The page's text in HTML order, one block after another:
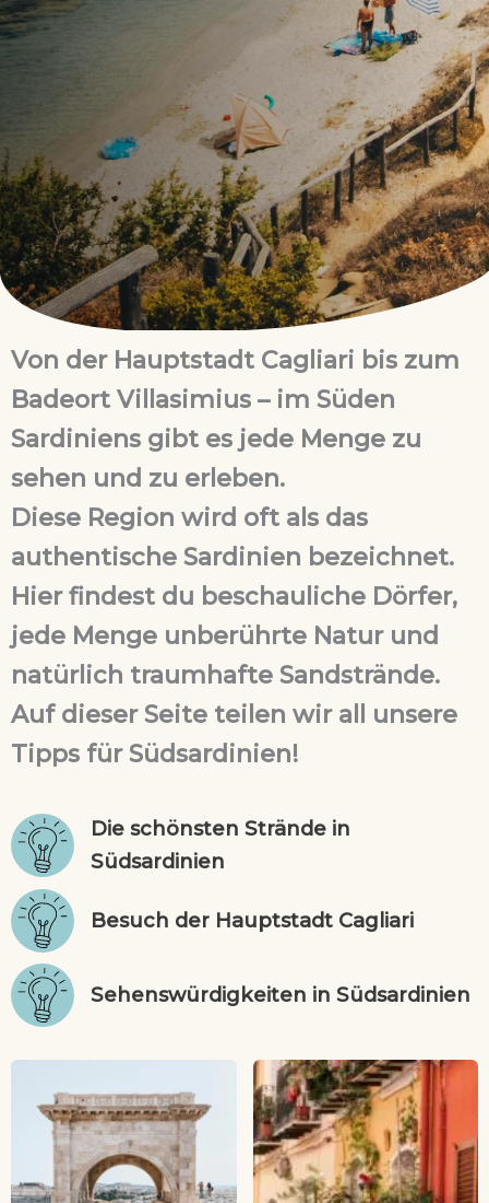
Von der Hauptstadt Cagliari bis zum
Badeort Villasimius – im Süden
Sardiniens gibt es jede Menge zu
sehen und zu erleben.
Diese Region wird oft als das
authentische Sardinien bezeichnet.
Hier findest du beschauliche Dörfer,
jede Menge unberührte Natur und
natürlich traumhafte Sandstrände.
Auf dieser Seite teilen wir all unsere
Tipps für Südsardinien!
Die schönsten Strände in
Südsardinien
Besuch der Hauptstadt Cagliari
Sehenswürdigkeiten in Südsardinien